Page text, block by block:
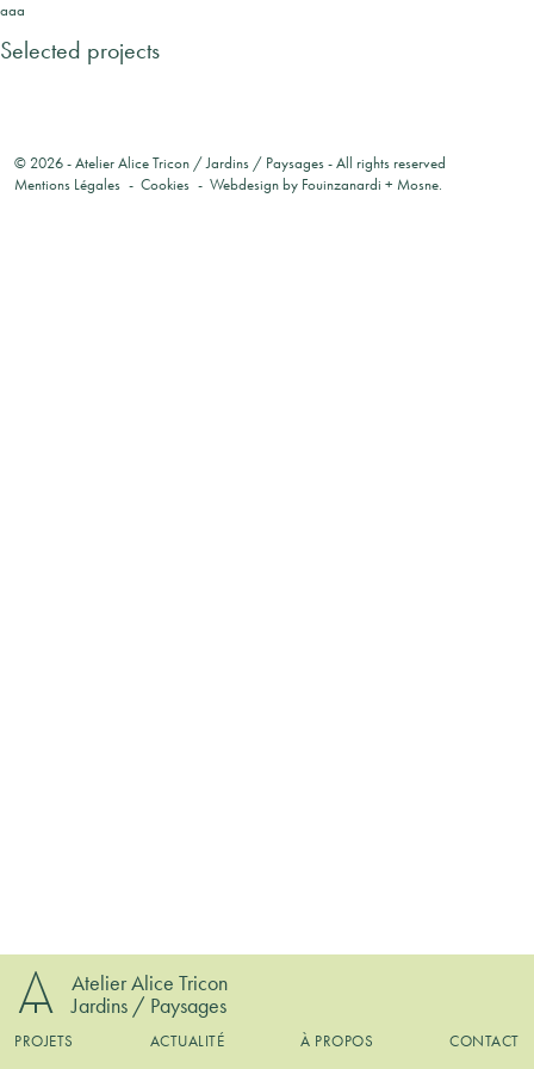
Atelier Alice Tricon
Jardins / Paysages
PROJETS ACTUALITÉ À PROPOS CONTACT
aaa
Selected projects
© 2026 -Atelier Alice Tricon / Jardins / Paysages- All rights reserved
Mentions Légales
Cookies Webdesign by Fouinzanardi + Mosne.